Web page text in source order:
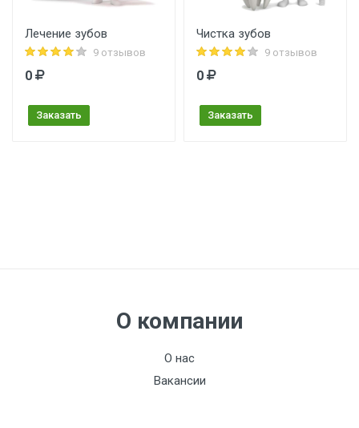
Лечение зубов
9 отзывов
0
Заказать
Чистка зубов
9 отзывов
0
Заказать
О компании
О нас
Вакансии